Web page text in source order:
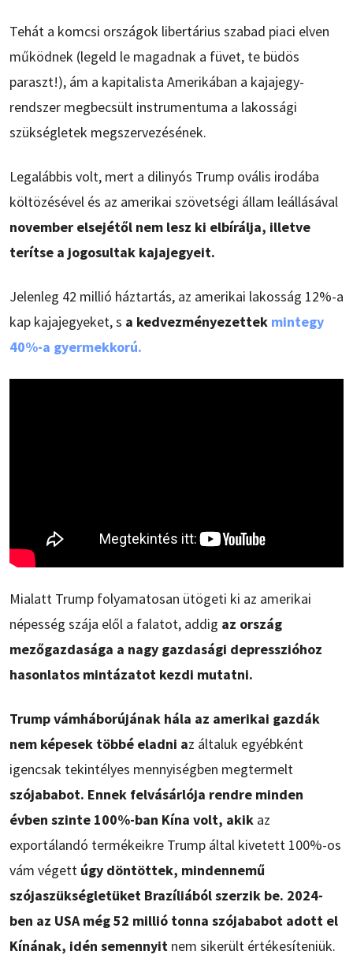
Tehát a komcsi országok libertárius szabad piaci elven
működnek (legeld le magadnak a füvet, te büdös
paraszt!), ám a kapitalista Amerikában a kajajegy-
rendszer megbecsült instrumentuma a lakossági
szükségletek megszervezésének.
Legalábbis volt, mert a dilinyós Trump ovális irodába
költözésével és az amerikai szövetségi állam leállásával
november elsejétől nem lesz ki elbírálja, illetve
terítse a jogosultak kajajegyeit.
Jelenleg 42 millió háztartás, az amerikai lakosság 12%-a
kap kajajegyeket, s a kedvezményezettek mintegy
40%-a gyermekkorú.
Mialatt Trump folyamatosan ütögeti ki az amerikai
népesség szája elől a falatot, addig az ország
mezőgazdasága a nagy gazdasági depresszióhoz
hasonlatos mintázatot kezdi mutatni.
Trump vámháborújának hála az amerikai gazdák
nem képesek többé eladni az általuk egyébként
igencsak tekintélyes mennyiségben megtermelt
szójababot. Ennek felvásárlója rendre minden
évben szinte 100%-ban Kína volt, akik az
exportálandó termékeikre Trump által kivetett 100%-os
vám végett úgy döntöttek, mindennemű
szójaszükségletüket Brazíliából szerzik be. 2024-
ben az USA még 52 millió tonna szójababot adott el
Kínának, idén semennyit nem sikerült értékesíteniük.